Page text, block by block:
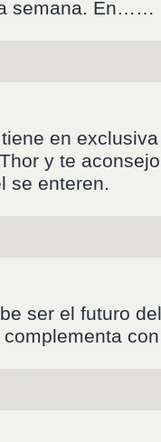
semana. En……
en
y te
se enteren.
ser el futuro
complementa